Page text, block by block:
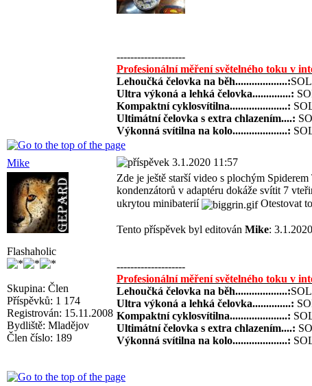
--------------------
Profesionální měření světelného toku v
Lehoučká čelovka na běh...................:
Ultra výkoná a lehká čelovka..............:
Kompaktní cyklosvítilna.....................:
Ultimátní čelovka s extra chlazením....:
Výkonná svítilna na kolo....................:
Mike 3.1.2020 11:57
Flashaholic
Skupina: Člen
Příspěvků: 1 174
Registrován: 15.11.2008
Bydliště: Mladějov
Člen číslo: 189
Zde je ještě starší video s plochým Spiderem
kondenzátorů v adaptéru dokáže svítit 7
ukrytou minibaterií
Otestovat
Tento příspěvek byl editován Mike:
--------------------
Profesionální měření světelného toku v
Lehoučká čelovka na běh...................:
Ultra výkoná a lehká čelovka..............:
Kompaktní cyklosvítilna.....................:
Ultimátní čelovka s extra chlazením....:
Výkonná svítilna na kolo....................: